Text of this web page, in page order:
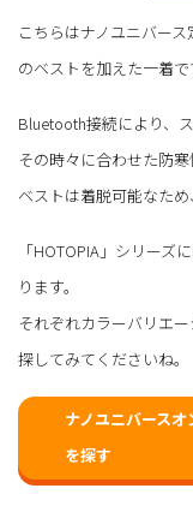
こちらはナノユニバー
のベストを加えた一着で
Bluetooth接続により、
その時々に合わせた防寒
ベストは着脱可能なた
「HOTOPIA」シリー
ります。
それぞれカラーバリエ
探してみてくださいね。
ナノユニバース
を探す